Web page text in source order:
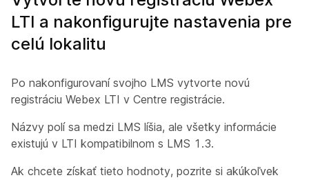
LTI a nakonfigurujte nastavenia pre
celú lokalitu
Po nakonfigurovaní svojho LMS vytvorte novú
registráciu Webex LTI v Centre registrácie.
Názvy polí sa medzi LMS líšia, ale všetky informácie
existujú v LTI kompatibilnom s LMS 1.3.
Ak chcete získať tieto hodnoty, pozrite si akúkoľvek